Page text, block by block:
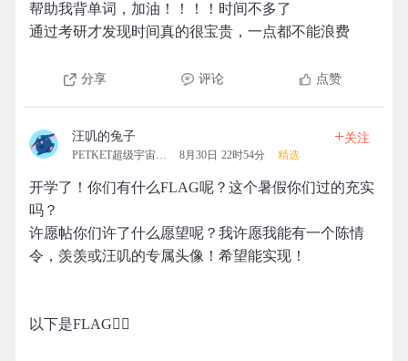
帮助我背单词，加油！！！！时间不多了
通过考研才发现时间真的很宝贵，一点都不能浪费
分享 评论 点赞
汪叽的兔子
PETKET超级宇宙拓团 8月30日 22时54分 精选
+关注
开学了！你们有什么FLAG呢？这个暑假你们过的充实
吗？
许愿帖你们许了什么愿望呢？我许愿我能有一个陈情
令，羡羡或汪叽的专属头像！希望能实现！
以下是FLAG👇🏻